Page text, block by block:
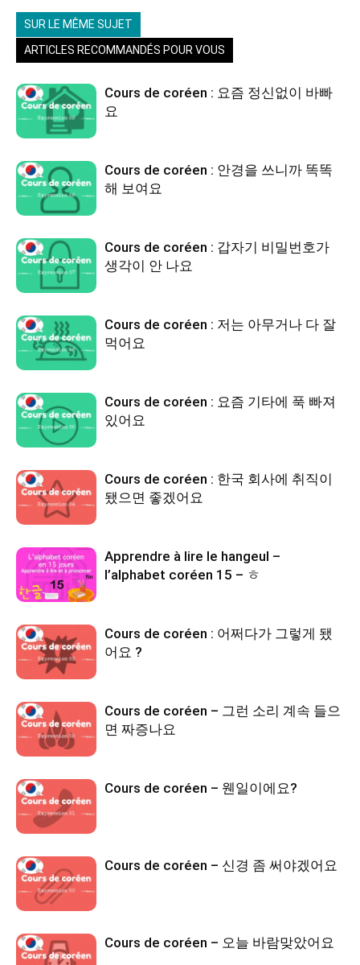
SUR LE MÊME SUJET
ARTICLES RECOMMANDÉS POUR VOUS
Cours de coréen : 요즘 정신없이 바빠
요
Cours de coréen : 안경을 쓰니까 똑똑
해 보여요
Cours de coréen : 갑자기 비밀번호가
생각이 안 나요
Cours de coréen : 저는 아무거나 다 잘
먹어요
Cours de coréen : 요즘 기타에 푹 빠져
있어요
Cours de coréen : 한국 회사에 취직이
됐으면 좋겠어요
Apprendre à lire le hangeul –
l’alphabet coréen 15 – ㅎ
Cours de coréen : 어쩌다가 그렇게 됐
어요 ?
Cours de coréen – 그런 소리 계속 들으
면 짜증나요
Cours de coréen – 웬일이에요?
Cours de coréen – 신경 좀 써야겠어요
Cours de coréen – 오늘 바람맞았어요